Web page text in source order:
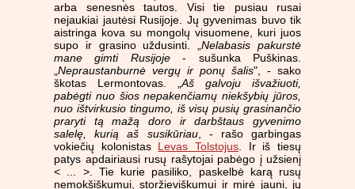
arba senesnės tautos. Visi tie pusiau rusai
nejaukiai jautėsi Rusijoje. Jų gyvenimas buvo tik
aistringa kova su mongolų visuomene, kuri juos
supo ir grasino uždusinti. „Nelabasis pakurstė
mane gimti Rusijoje- sušunka Puškinas.
Nepraustanburnė vergų ir ponų šalis", - sako
škotas Lermontovas. „ Aš galvoju išvažiuoti,
pabėgti nuo šios nepakenčiamų niekšybių jūros,
nuo ištvirkusio tingumo, iš visų pusių grasinančio
praryti tą mažą doro ir darbštaus gyvenimo
salelę, kurią aš susikūriau, - rašo garbingas
vokiečių kolonistas Levas Tolstojus . Ir iš tiesų
patys apdairiausi rusų rašytojai pabėgo į užsienį
< ... >. Tie kurie pasiliko, paskelbė karą rusų
nemokšiškumui, storžieviškumui ir mirė jauni, jų